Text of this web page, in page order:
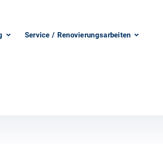
Service / Renovierungsarbeiten